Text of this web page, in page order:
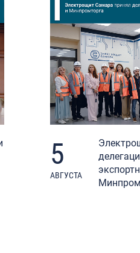
5
АВГУСТА